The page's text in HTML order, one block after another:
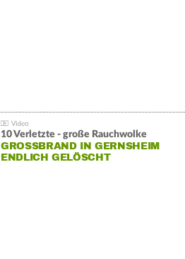
10 Verletzte - große Rauchwolke
GROSSBRAND IN GERNSHEIM E
NDLICH GELÖSCHT